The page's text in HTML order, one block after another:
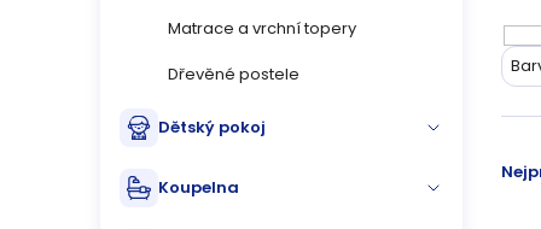
Matrace a vrchní topery
Dřevěné postele
Dětský pokoj
Koupelna
Ř
V
ý
p